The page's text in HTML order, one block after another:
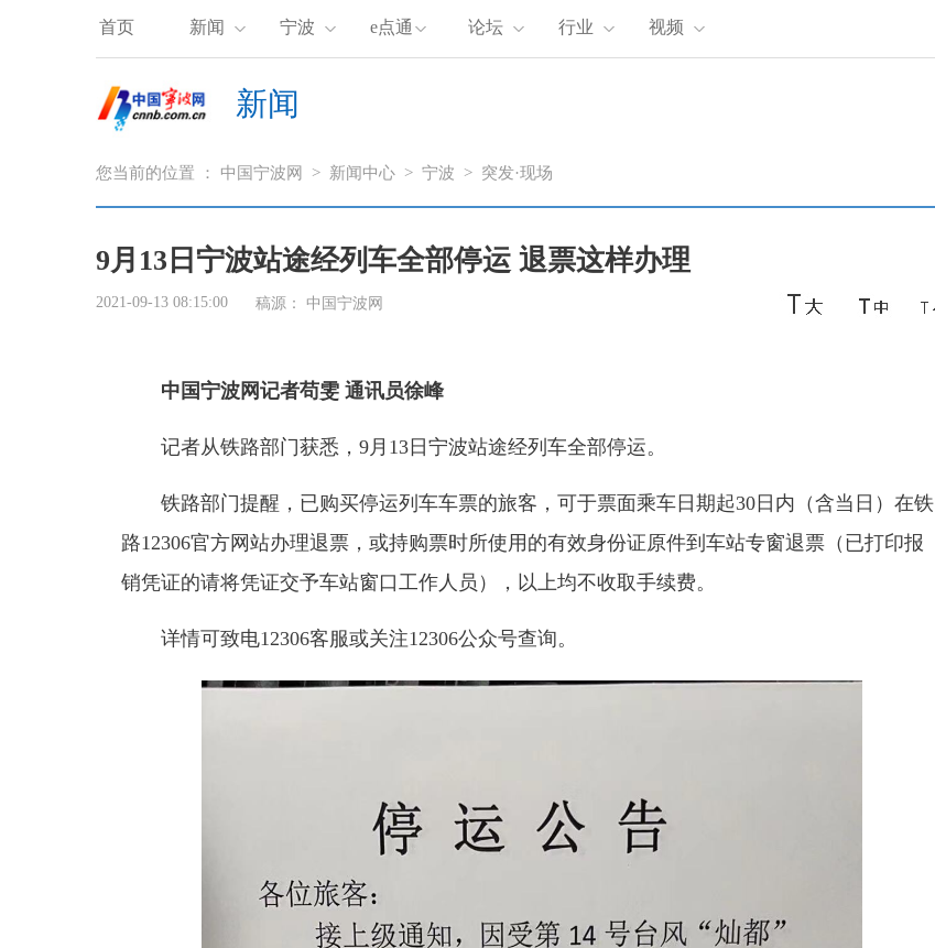
首页 新闻 宁波 e点通 论坛 行业 视频
新闻
您当前的位置 ： 中国宁波网 > 新闻中心 > 宁波 > 突发·现场
9月13日宁波站途经列车全部停运 退票这样办理
2021-09-13 08:15:00 稿源： 中国宁波网
中国宁波网记者苟雯 通讯员徐峰
记者从铁路部门获悉，9月13日宁波站途经列车全部停运。
铁路部门提醒，已购买停运列车车票的旅客，可于票面乘车日期起30日内（含当日）在铁
路12306官方网站办理退票，或持购票时所使用的有效身份证原件到车站专窗退票（已打印报
销凭证的请将凭证交予车站窗口工作人员），以上均不收取手续费。
详情可致电12306客服或关注12306公众号查询。